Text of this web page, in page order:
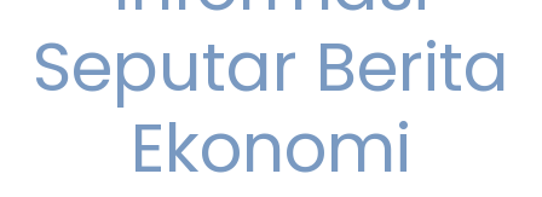
Seputar Berita
Ekonomi